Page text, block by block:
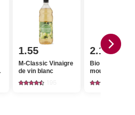
1.55
M-Classic Vinaigre
de vin blanc
2.10
Bio Curcuma
moulu